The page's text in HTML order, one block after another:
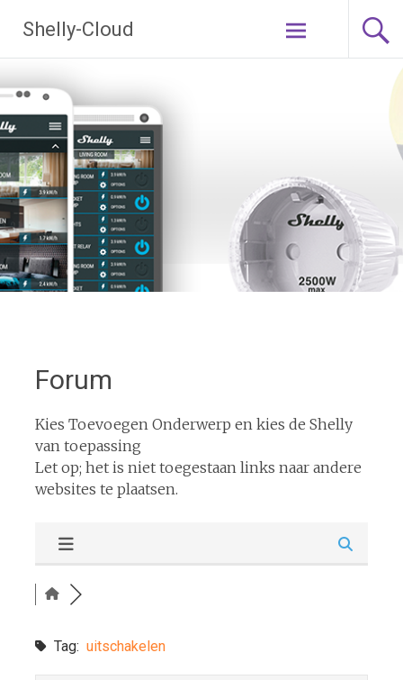
naar
de
Shelly-Cloud
Forum
Kies Toevoegen Onderwerp en kies de Shelly
van toepassing
Let op; het is niet toegestaan links naar andere
websites te plaatsen.
Tag: uitschakelen